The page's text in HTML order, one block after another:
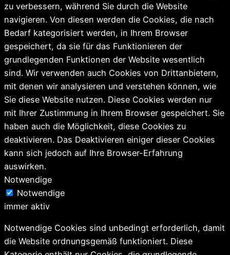
zu verbessern, während Sie durch die Website
navigieren. Von diesen werden die Cookies, die nach
Bedarf kategorisiert werden, in Ihrem Browser
gespeichert, da sie für das Funktionieren der
grundlegenden Funktionen der Website wesentlich
sind. Wir verwenden auch Cookies von Drittanbietern,
mit denen wir analysieren und verstehen können, wie
Sie diese Website nutzen. Diese Cookies werden nur
mit Ihrer Zustimmung in Ihrem Browser gespeichert. Sie
haben auch die Möglichkeit, diese Cookies zu
deaktivieren. Das Deaktivieren einiger dieser Cookies
kann sich jedoch auf Ihre Browser-Erfahrung
auswirken.
Notwendige
Notwendige
immer aktiv
Notwendige Cookies sind unbedingt erforderlich, damit
die Website ordnungsgemäß funktioniert. Diese